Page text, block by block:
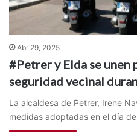
Abr 29, 2025
#Petrer y Elda se unen
seguridad vecinal
La alcaldesa de Petrer, Irene
medidas adoptadas en el día